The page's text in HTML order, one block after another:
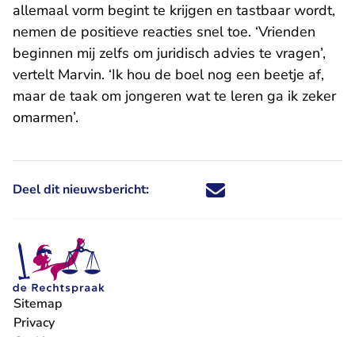
allemaal vorm begint te krijgen en tastbaar wordt,
nemen de positieve reacties snel toe. ‘Vrienden
beginnen mij zelfs om juridisch advies te vragen’,
vertelt Marvin. ‘Ik hou de boel nog een beetje af,
maar de taak om jongeren wat te leren ga ik zeker
omarmen’.
Deel dit nieuwsbericht: Deel dit nieuwsbericht via X -
Deel dit nieuwsbericht via
Deel dit nieuwsbericht
Deel dit
Sitemap
Privacy